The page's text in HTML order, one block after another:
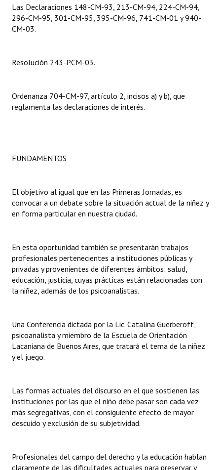
Informes de Gestión
Proyectos Presentados
Actas de Sesión
Ejecución Presupuestaria
Declaraciones
Resoluciones
INSTITUCIONAL
Antiguos Pobladores
Datos Históricos
Premio al Mérito - Registro
Mujeres que Dejaron Huellas - Registro
Periodistas Decanos - Registro
Banca del Vecino - Registro
Las Declaraciones 148-CM-93, 213-CM-94, 224-CM-94,
296-CM-95, 301-CM-95, 395-CM-96, 741-CM-01 y 940-
CM-03.
Resolución 243-PCM-03.
Ordenanza 704-CM-97, artículo 2, incisos a) y b), que
reglamenta las declaraciones de interés.
FUNDAMENTOS
El objetivo al igual que en las Primeras Jornadas, es
convocar a un debate sobre la situación actual de la niñez y
en forma particular en nuestra ciudad.
En esta oportunidad también se presentarán trabajos
profesionales pertenecientes a instituciones públicas y
privadas y provenientes de diferentes ámbitos: salud,
educación, justicia, cuyas prácticas están relacionadas con
la niñez, además de los psicoanalistas.
Una Conferencia dictada por la Lic. Catalina Guerberoff,
psicoanalista y miembro de la Escuela de Orientación
Lacaniana de Buenos Aires, que tratará el tema de la niñez
y el juego.
Las formas actuales del discurso en el que sostienen las
instituciones por las que el niño debe pasar son cada vez
más segregativas, con el consiguiente efecto de mayor
descuido y exclusión de su subjetividad.
Profesionales del campo del derecho y la educación hablan
claramente de las dificultades actuales para preservar y